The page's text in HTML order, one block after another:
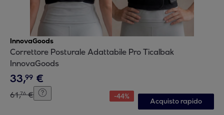
InnovaGoods
Correttore Posturale Adattabile Pro Ticalbak
InnovaGoods
33,99 €
61,76 € -44%
Acquisto rapido